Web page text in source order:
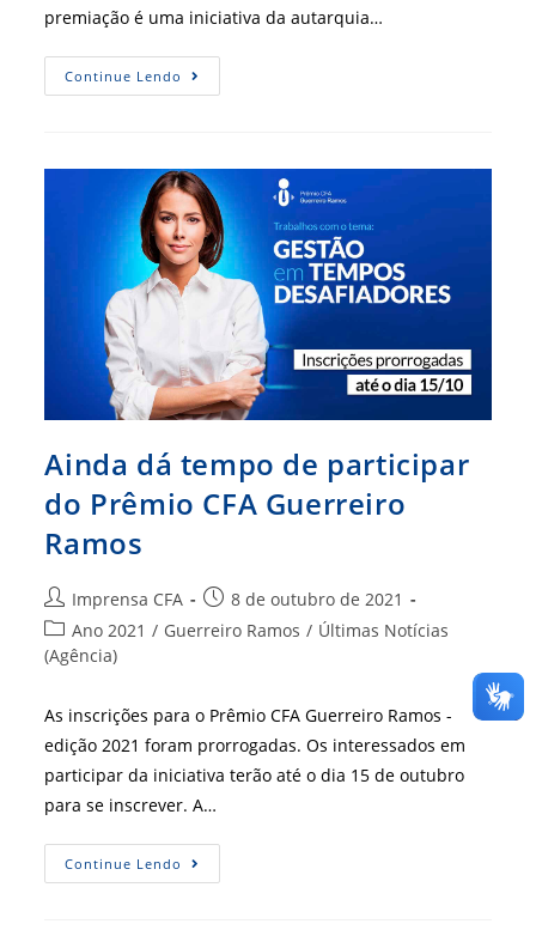
premiação é uma iniciativa da autarquia…
Continue Lendo Conheça
Os
CFA
Guerreiro
Ramos
Ainda dá tempo de participar
do Prêmio CFA Guerreiro
Ramos
Autor
do
post:
Imprensa CFA
Post
publicado:
8 de outubro de 2021
Categoria
do
Ano 2021 / Guerreiro Ramos / Últimas Notícias
(Agência)
As inscrições para o Prêmio CFA Guerreiro Ramos -
edição 2021 foram prorrogadas. Os interessados em
participar da iniciativa terão até o dia 15 de outubro
para se inscrever. A…
Continue Lendo Ainda
Dá